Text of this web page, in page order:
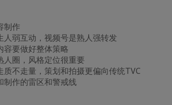
制作
人弱互动，视频号是熟人强转发
容要做好整体策略
人圈，风格定位很重要
质不走量，策划和拍摄更偏向传统TVC
制作的雷区和警戒线